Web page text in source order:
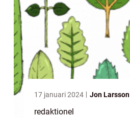
17 januari 2024 Jon Larsson
redaktionel